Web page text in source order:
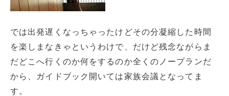
では出発遅くなっちゃったけどその分凝縮した時間
を楽しまなきゃというわけで、だけど残念ながらま
だどこへ行くのか何をするのか全くのノープランだ
から、ガイドブック開いては家族会議となってま
す。